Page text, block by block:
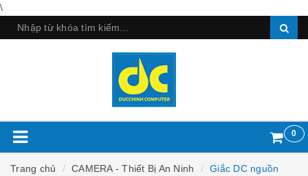
\
0
Trang chủ CAMERA - Thiết Bị An Ninh
Giắc DC nguồn